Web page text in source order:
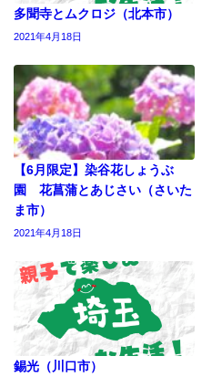
多聞寺とムクロジ（北本市）
2021年4月18日
【6月限定】染谷花しょうぶ
園 花菖蒲とあじさい（さいた
ま市）
2021年4月18日
錫光（川口市）